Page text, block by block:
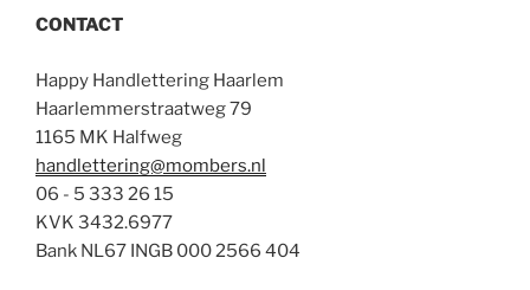
CONTACT
Happy Handlettering Haarlem
Haarlemmerstraatweg 79
1165 MK Halfweg
handlettering@mombers.nl
06 - 5 333 26 15
KVK 3432.6977
Bank NL67 INGB 000 2566 404